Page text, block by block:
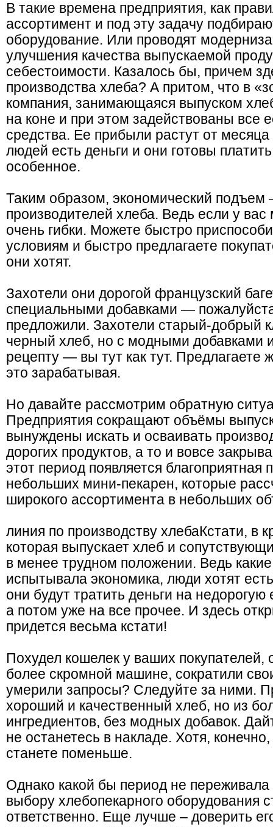
В такие времена предприятия, как
ассортимент и под эту задачу
оборудование. Или проводят
улучшения качества выпускаемой
себестоимости. Казалось бы, причем
производства хлеба? А притом, что в
компания, занимающаяся выпуском
на коне и при этом задействованы все
средства. Ее прибыли растут от месяца
людей есть деньги и они готовы
особенное.
Таким образом, экономический
производителей хлеба. Ведь если у
очень гибки. Можете быстро
условиям и быстро предлагаете
они хотят.
Захотели они дорогой французский
специальными добавками —
предложили. Захотели старый-добрый
черный хлеб, но с модными добавками
рецепту — вы тут как тут. Предлагаете
это зарабатывая.
Но давайте рассмотрим обратную
Предприятия сокращают объёмы
вынуждены искать и осваивать
дорогих продуктов, а то и вовсе
этот период появляется благоприятная
небольших мини-пекарен, которые
широкого ассортимента в небольших
линия по производству хлебаКстати, в
которая выпускает хлеб и
в менее трудном положении. Ведь
испытывала экономика, люди хотят
они будут тратить деньги на
а потом уже на все прочее. И здесь
придется весьма кстати!
Похудел кошелек у ваших покупателей,
более скромной машине, сократили
умерили запросы? Следуйте за ними.
хороший и качественный хлеб, но из
ингредиентов, без модных добавок.
не останетесь в накладе. Хотя,
станете поменьше.
Однако какой бы период не
выбору хлебопекарного оборудования
ответственно. Еще лучше – доверить